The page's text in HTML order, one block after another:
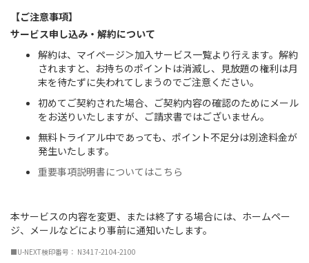
【ご注意事項】
サービス申し込み・解約について
解約は、マイページ＞加入サービス一覧より行えます。解約
されますと、お持ちのポイントは消滅し、見放題の権利は月
末を待たずに失われてしまうのでご注意ください。
初めてご契約された場合、ご契約内容の確認のためにメール
をお送りいたしますが、ご請求書ではございません。
無料トライアル中であっても、ポイント不足分は別途料金が
発生いたします。
重要事項説明書についてはこちら
本サービスの内容を変更、または終了する場合には、ホームペー
ジ、メールなどにより事前に通知いたします。
■U-NEXT検印番号： N3417-2104-2100